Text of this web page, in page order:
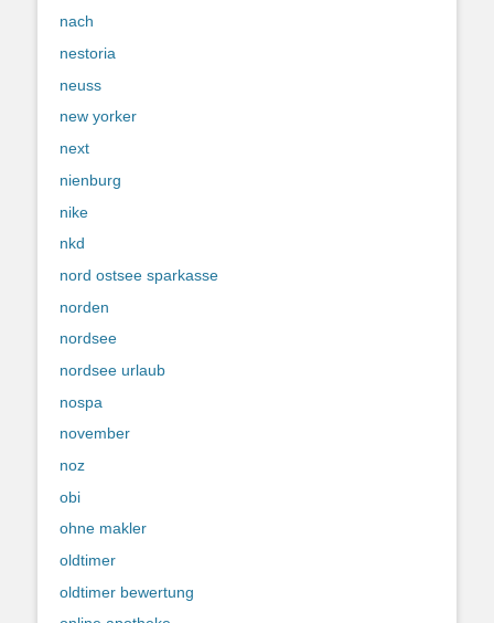
nach
nestoria
neuss
new yorker
next
nienburg
nike
nkd
nord ostsee sparkasse
norden
nordsee
nordsee urlaub
nospa
november
noz
obi
ohne makler
oldtimer
oldtimer bewertung